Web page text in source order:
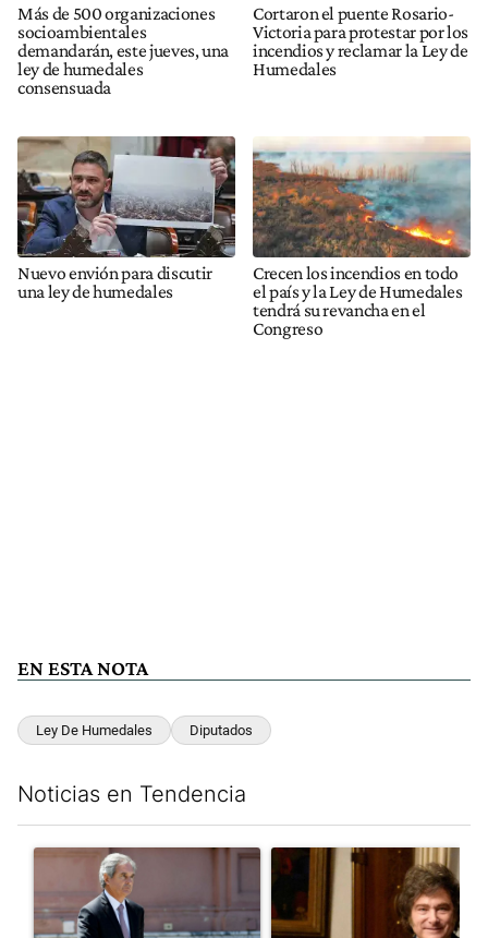
Más de 500 organizaciones
socioambientales
demandarán, este jueves, una
ley de humedales
consensuada
Cortaron el puente Rosario-
Victoria para protestar por los
incendios y reclamar la Ley de
Humedales
Nuevo envión para discutir
una ley de humedales
Crecen los incendios en todo
el país y la Ley de Humedales
tendrá su revancha en el
Congreso
EN ESTA NOTA
Ley De Humedales Diputados
Noticias en Tendencia
Un artículo de tendencia con el título "Las incosistencias de
Un artículo de tendencia con